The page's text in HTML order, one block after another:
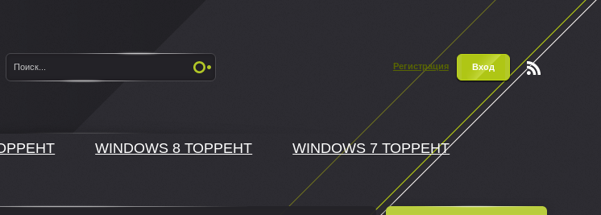
Регистрация Вход
WINDOWS 8 ТОРРЕНТ
WINDOWS 7 ТОРРЕНТ